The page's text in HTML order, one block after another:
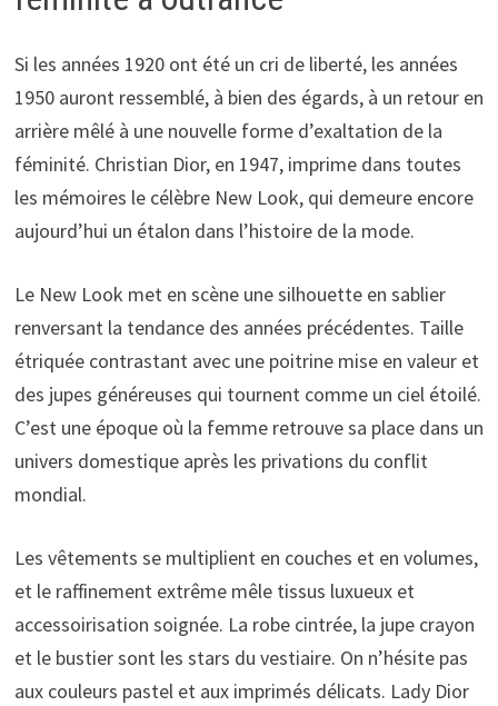
Si les années 1920 ont été un cri de liberté, les années
1950 auront ressemblé, à bien des égards, à un retour en
arrière mêlé à une nouvelle forme d’exaltation de la
féminité. Christian Dior, en 1947, imprime dans toutes
les mémoires le célèbre New Look, qui demeure encore
aujourd’hui un étalon dans l’histoire de la mode.
Le New Look met en scène une silhouette en sablier
renversant la tendance des années précédentes. Taille
étriquée contrastant avec une poitrine mise en valeur et
des jupes généreuses qui tournent comme un ciel étoilé.
C’est une époque où la femme retrouve sa place dans un
univers domestique après les privations du conflit
mondial.
Les vêtements se multiplient en couches et en volumes,
et le raffinement extrême mêle tissus luxueux et
accessoirisation soignée. La robe cintrée, la jupe crayon
et le bustier sont les stars du vestiaire. On n’hésite pas
aux couleurs pastel et aux imprimés délicats. Lady Dior